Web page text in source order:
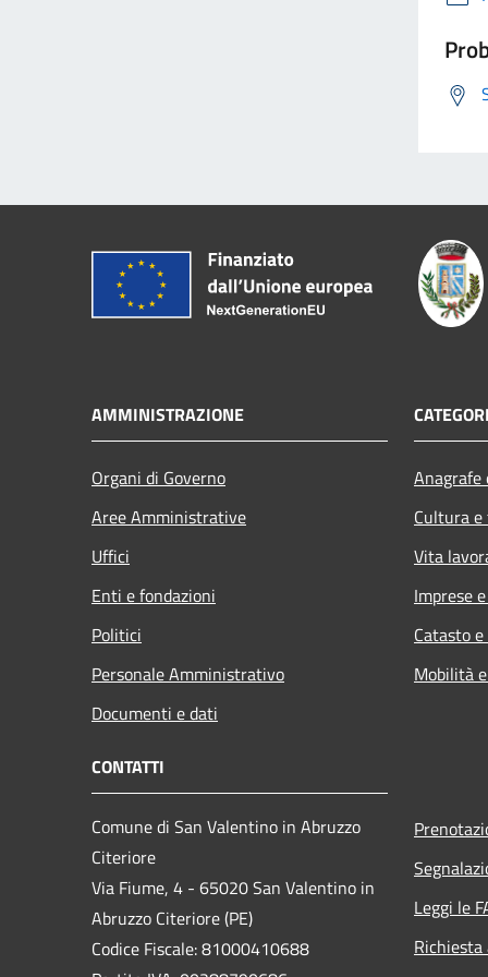
AMMINISTRAZIONE
Organi di Governo
Aree Amministrative
Uffici
Enti e fondazioni
Politici
Personale Amministrativo
Documenti e dati
Cultura
Vita
Imprese
Catasto
Mobilità
CONTATTI
Comune di San Valentino in Abruzzo
Citeriore
Via Fiume, 4 - 65020 San Valentino in
Abruzzo Citeriore (PE)
Codice Fiscale: 81000410688
Leggi le